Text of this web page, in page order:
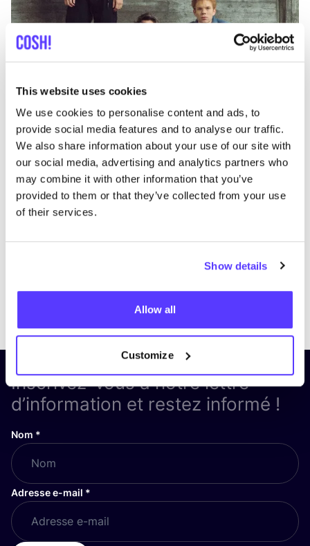
This website uses cookies
We use cookies to personalise content and ads, to
provide social media features and to analyse our traffic.
We also share information about your use of our site with
our social media, advertising and analytics partners who
may combine it with other information that you’ve
provided to them or that they’ve collected from your use
of their services.
Show details
Allow all
Customize
Inscrivez-vous à notre lettre
d’information et restez informé !
Nom *
Adresse e-mail *